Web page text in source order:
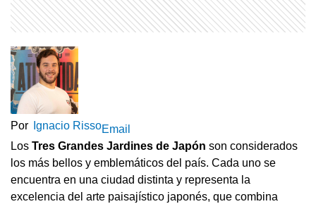
Por Ignacio RissoEmail
Los Tres Grandes Jardines de Japón son considerados
los más bellos y emblemáticos del país. Cada uno se
encuentra en una ciudad distinta y representa la
excelencia del arte paisajístico japonés, que combina